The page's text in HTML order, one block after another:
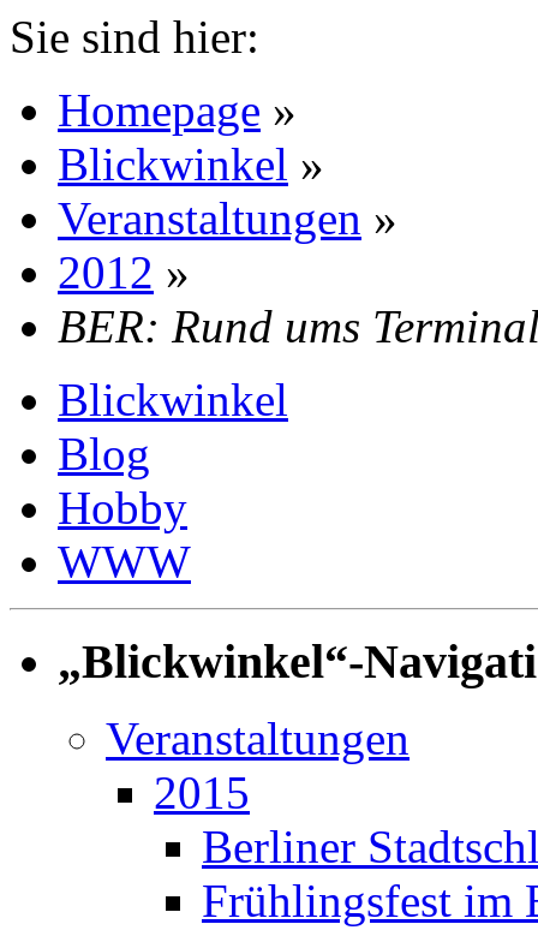
Sie sind hier:
Homepage »
Blickwinkel »
Veranstaltungen »
2012 »
BER: Rund ums
Blickwinkel
Blog
Hobby
WWW
„Blickwinkel“-
Veranstaltungen
2015
Berliner
Frühlingsfest im